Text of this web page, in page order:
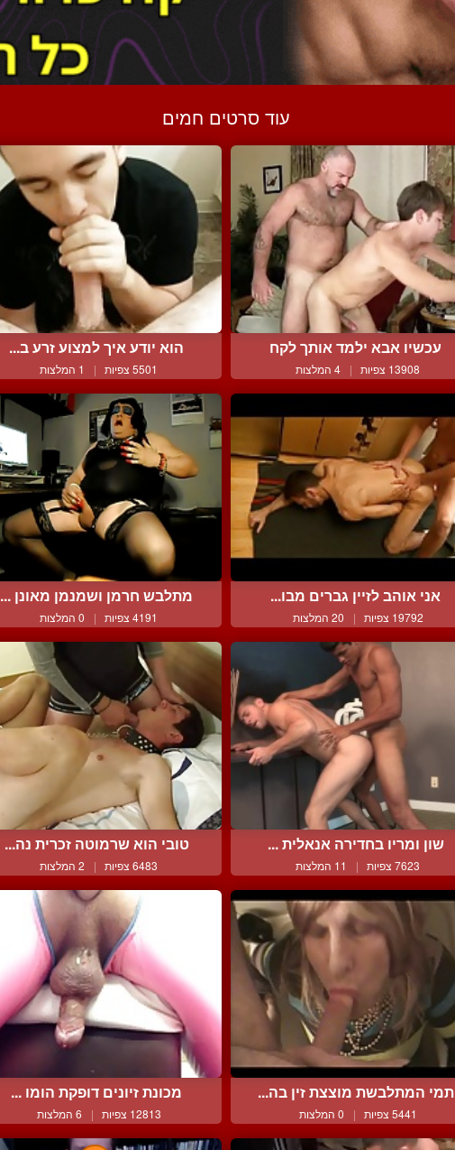
עוד סרטים חמים
עכשיו אבא ילמד אותך לקח
13908 צפיות | 4 המלצות
הוא יודע איך למצוע זרע ב...
5501 צפיות | 1 המלצות
אני אוהב לזיין גברים מבו...
19792 צפיות | 20 המלצות
מתלבש חרמן ושמנמן מאונן ...
4191 צפיות | 0 המלצות
שון ומריו בחדירה אנאלית ...
7623 צפיות | 11 המלצות
טובי הוא שרמוטה זכרית נה...
6483 צפיות | 2 המלצות
תמי המתלבשת מוצצת זין בה...
5441 צפיות | 0 המלצות
מכונת זיונים דופקת הומו ...
12813 צפיות | 6 המלצות